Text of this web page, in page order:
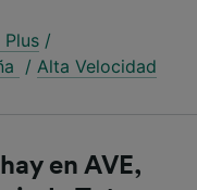
Plus /
/ Alta Velocidad
en AVE,